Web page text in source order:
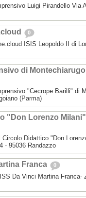
Luigi Pirandello Via
0
ISIS Leopoldo II di
di
"Cecrope Barilli" di
(Parma)
"Don Lorenzo Milani"
Didattico "Don
- 95036 Randazzo
Franca 0
Da Vinci Martina Franca-